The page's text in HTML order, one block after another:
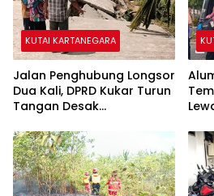
KUTAI KARTANEGARA
Jalan Penghubung Longsor
Dua Kali, DPRD Kukar Turun
Tangan Desak